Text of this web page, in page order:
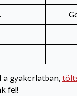
a gyakorlatban,
fel!